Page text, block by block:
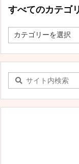
すべてのカテゴ
べ
の
ゴ
リ
ー